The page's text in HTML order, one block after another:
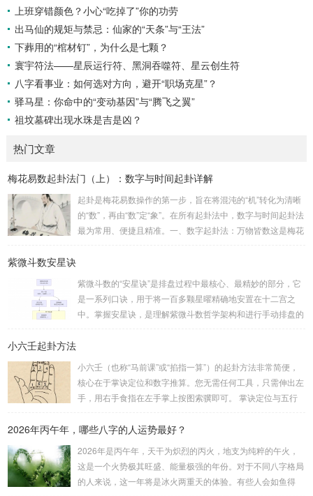
上班穿错颜色？小心“吃掉了”你的功劳
出马仙的规矩与禁忌：仙家的“天条”与“王法”
下葬用的“棺材钉”，为什么是七颗？
寰宇符法——星辰运行符、黑洞吞噬符、星云创生符
八字看事业：如何选对方向，避开“职场克星”？
驿马星：你命中的“变动基因”与“腾飞之翼”
祖坟墓碑出现水珠是吉是凶？
热门文章
梅花易数起卦法门（上）：数字与时间起卦详解
起卦是梅花易数操作的第一步，旨在将混沌的“机”转化为清晰
的“数”，再由“数”定“象”。在所有起卦法中，数字与时间起卦法
最为常用、便捷且精准。一、数字起卦法：万物皆数这是梅花
卦。如果数字是偶数位，则前后平分；如果是奇数位，则前部
分比后部分少一位。例如，数字 256：前一位 2 为上卦后两
位...
紫微斗数安星诀
紫微斗数的“安星诀”是排盘过程中最核心、最精妙的部分，它
是一系列口诀，用于将一百多颗星曜精确地安置在十二宫之
中。掌握安星诀，是理解紫微斗数哲学架构和进行手动排盘的
赖关系，可以清晰地通过下图展现：二、 核心安星诀详解1.
安紫微星诀（定帝星）这是所有安星的第一步，至关重要。口
诀：紫微天机星逆行，隔一阳武天同行，...
小六壬起卦方法
小六壬（也称“马前课”或“掐指一算”）的起卦方法非常简便，
核心在于掌诀定位和数字推算。您无需任何工具，只需伸出左
手，用右手食指在左手掌上按图索骥即可。 掌诀定位与五行
吉。留连：位于食指指尖，属水，玄武，主数2、7、8，凶。
口：位于无名指指尖，属金，白虎，主数4、1、2，凶。小
吉：位于无名指根部，属木，六合，主数5、3、8，吉。空
亡：位于中指根部，属土，勾陈，...
2026年丙午年，哪些八字的人运势最好？
2026年是丙午年，天干为炽烈的丙火，地支为纯粹的午火，
这是一个火势极其旺盛、能量极强的年份。对于不同八字格局
的人来说，这一年将是冰火两重天的体验。有些人会如鱼得